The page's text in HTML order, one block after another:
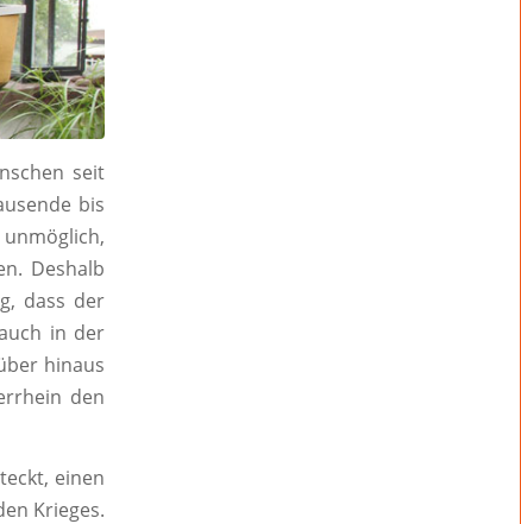
seit
bis
Deshalb
dass der
in der
hinaus
den
einen
Krieges.